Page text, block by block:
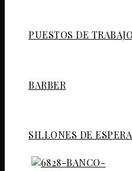
PUESTOS DE TRABAJO
BARBER
SILLONES DE ESPERA